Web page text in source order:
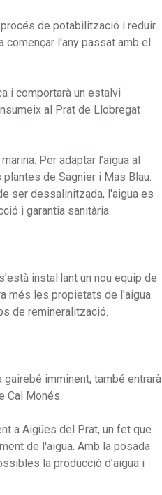
de potabilització i reduir
l'any passat amb el
i comportarà un estalvi
al Prat de Llobregat
Per adaptar l’aigua al
de Sagnier i Mas Blau.
ser dessalinitzada, l'aigua es
i garantia sanitària.
instal·lant un nou equip de
més les propietats de l'aigua
de remineralització.
imminent, també entrarà
Cal Monés.
a Aigües del Prat, un fet que
de l'aigua. Amb la posada
la producció d’aigua i